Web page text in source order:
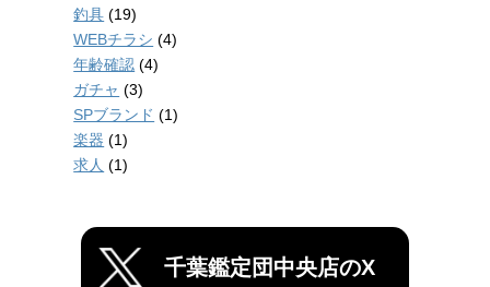
釣具 (19)
WEBチラシ (4)
年齢確認 (4)
ガチャ (3)
SPブランド (1)
楽器 (1)
求人 (1)
千葉鑑定団中央店のX